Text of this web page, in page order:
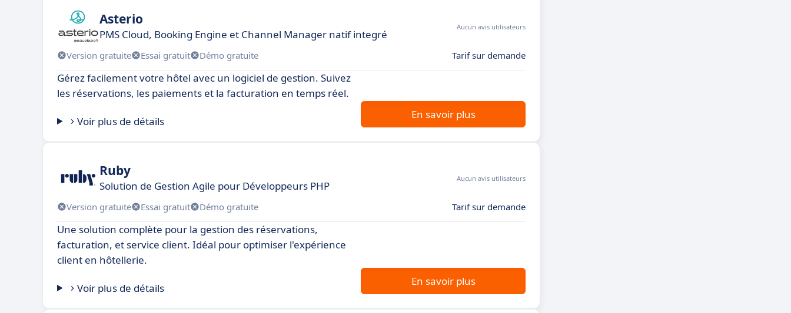
Asterio
PMS Cloud, Booking Engine et Channel Manager natif integré
Aucun avis utilisateurs
Version gratuite Essai gratuit Démo gratuite Tarif sur demande
Gérez facilement votre hôtel avec un logiciel de gestion. Suivez
les réservations, les paiements et la facturation en temps réel.
Voir plus de détails
En savoir plus
Ruby
Solution de Gestion Agile pour Développeurs PHP
Aucun avis utilisateurs
Version gratuite Essai gratuit Démo gratuite Tarif sur demande
Une solution complète pour la gestion des réservations,
facturation, et service client. Idéal pour optimiser l'expérience
client en hôtellerie.
Voir plus de détails
En savoir plus